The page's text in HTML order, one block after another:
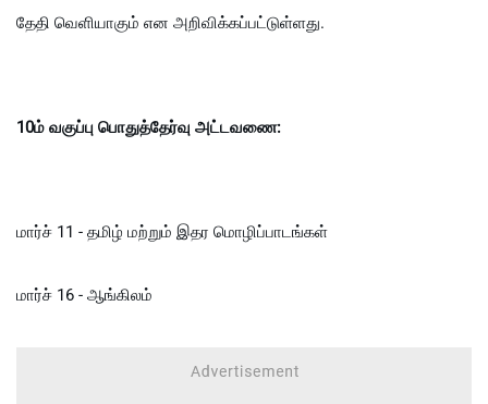
தேதி வெளியாகும் என அறிவிக்கப்பட்டுள்ளது.
10ம் வகுப்பு பொதுத்தேர்வு அட்டவணை:
மார்ச் 11 - தமிழ் மற்றும் இதர மொழிப்பாடங்கள்
மார்ச் 16 - ஆங்கிலம்